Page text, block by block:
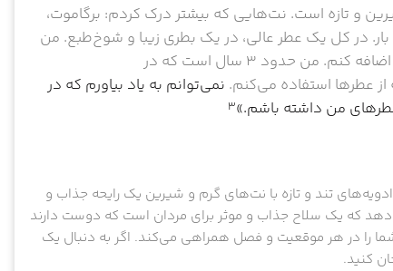
و تازه است. نت‌هایی که بیشتر درک کردم: برگاموت،
بار. در کل یک عطر عالی، در یک بطری زیبا و شوخ‌طبع. من
همچنین می‌خواهم چیزی را که با این عطر تجربه کرده‌ام اضافه کنم. من حدود ۳ سال است که در
نمی‌توانم به یاد بیاورم که در
من داشته باشم.»3
تند و تازه با نت‌های گرم و شیرین یک رایحه جذاب و
که یک سلاح جذاب و موثر برای مردان است که دوست دارند
شما را در هر موقعیت و فصل همراهی می‌کند. اگر به دنبال یک
کنید.